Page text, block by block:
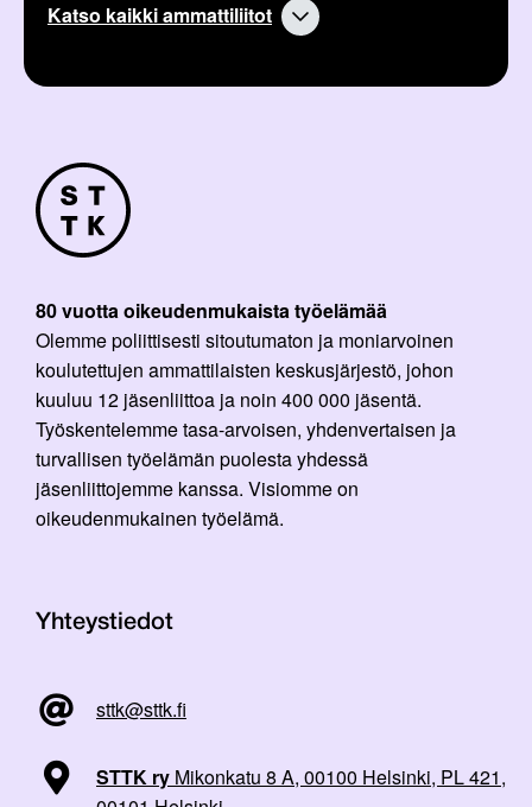
Katso kaikki ammattiliitot
80 vuotta oikeudenmukaista työelämää
Olemme poliittisesti sitoutumaton ja moniarvoinen
koulutettujen ammattilaisten keskusjärjestö, johon
kuuluu 12 jäsenliittoa ja noin 400 000 jäsentä.
Työskentelemme tasa-arvoisen, yhdenvertaisen ja
turvallisen työelämän puolesta yhdessä
jäsenliittojemme kanssa. Visiomme on
oikeudenmukainen työelämä.
Yhteystiedot
sttk@sttk.fi
STTK ry Mikonkatu 8 A, 00100 Helsinki, PL 421,